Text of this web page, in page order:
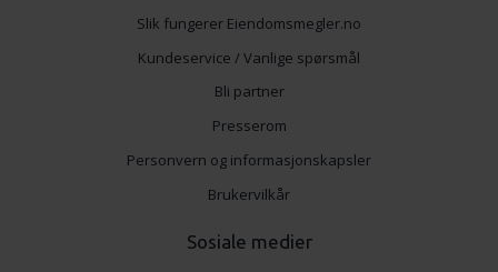
Slik fungerer Eiendomsmegler.no
Kundeservice / Vanlige spørsmål
Bli partner
Presserom
Personvern og informasjonskapsler
Brukervilkår
Sosiale medier